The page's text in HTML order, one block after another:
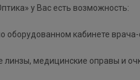
у Вас есть возможность:
оборудованном кабинете
медицинские оправы и